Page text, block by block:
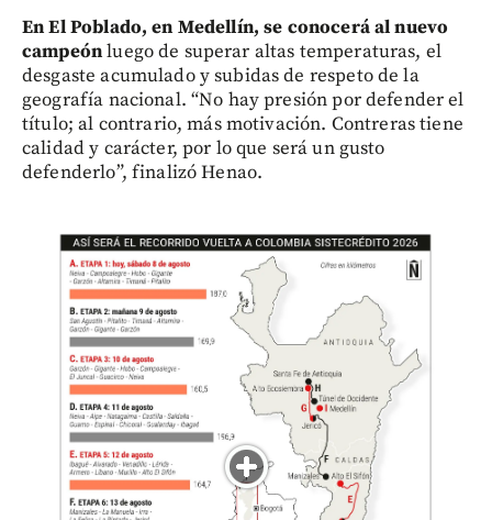
En El Poblado, en Medellín, se conocerá al nuevo
campeónluego de superar altas temperaturas, el
desgaste acumulado y subidas de respeto de la
geografía nacional. “No hay presión por defender el
título; al contrario, más motivación. Contreras tiene
calidad y carácter, por lo que será un gusto
defenderlo”, finalizó Henao.